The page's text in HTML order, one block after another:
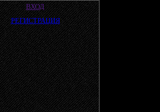
ВХОД
РЕГИСТРАЦИЯ